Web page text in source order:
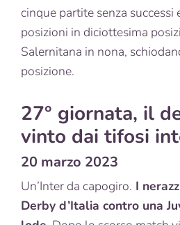
cinque partite senza successi
posizioni in diciottesima
Salernitana in nona,
posizione.
27° giornata, il
vinto dai tifosi
20 marzo 2023
Un’Inter da capogiro. I
Derby d’Italia contro una